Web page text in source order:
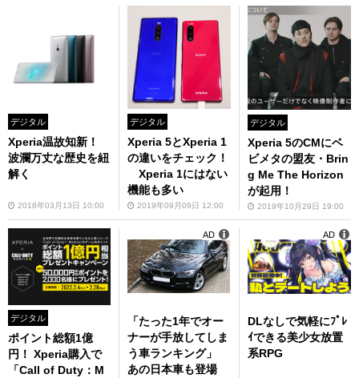
デジタル
Xperia温故知新！
波瀾万丈な歴史を紐
解く
2018年03月13日 10:00
デジタル
Xperia 5とXperia 1
の違いをチェック！
Xperia 1にはない
機能も多い
2019年09月09日 12:00
デジタル
Xperia 5のCMにベ
ビメタの盟友・Brin
g Me The Horizon
が起用！
2019年10月29日 19:00
デジタル
ポイント総額1億
円！ Xperia購入で
「Call of Duty：M
「たった1年でオー
ナーが手放してしま
う車ランキング」
あの日本車も登場
AD
DLなしで気軽にﾌﾟﾚ
ｲできる美少女放置
系RPG
AD